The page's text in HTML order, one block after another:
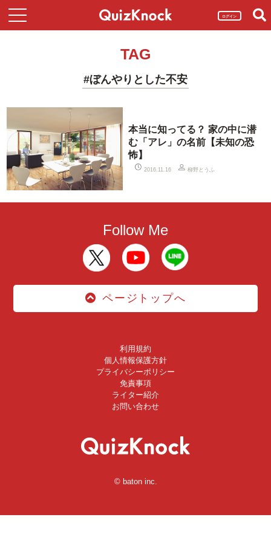
ログイン
TAG
#ぼんやりとした不安
本当に知ってる？ 家の中に潜
む「アレ」の名前【未知の恐
怖】
2016.11.16 柳野とうふ
Follow Me
ページトップへ
利用規約
個人情報保護方針
プライバシーポリシー
免責事項
ライター紹介
お問い合わせ
© baton inc.